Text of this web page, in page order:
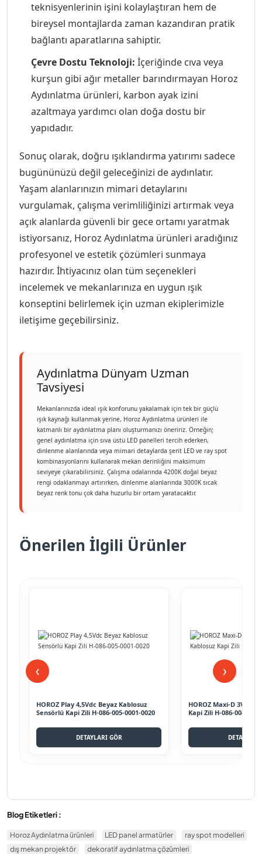
teknisyenlerinin işini kolaylaştıran hem de
bireysel montajlarda zaman kazandıran pratik
bağlantı aparatlarına sahiptir.
Çevre Dostu Teknoloji: İçeriğinde cıva veya
kurşun gibi ağır metaller barındırmayan Horoz
Aydınlatma ürünleri, karbon ayak izini
azaltmaya yardımcı olan doğa dostu bir
yapıdadır.
Sonuç olarak, doğru ışıklandırma yatırımı sadece
bugününüzü değil geleceğinizi de aydınlatır.
Yaşam alanlarınızın mimari detaylarını
vurgulamak, çalışma verimliliğinizi artırmak veya
açık alanlarda güvenli bir gece ortamı yaratmak
istiyorsanız, Horoz Aydınlatma ürünleri aradığınız
profesyonel ve estetik çözümleri sunmaya
hazırdır. İhtiyacınız olan tüm seçenekleri
incelemek ve mekanlarınıza en uygun ışık
konseptini belirlemek için uzman ekiplerimizle
iletişime geçebilirsiniz.
Aydınlatma Dünyam Uzman
Tavsiyesi
Mekanlarınızda ideal ışık konforunu yakalamak için tek bir güçlü
ışık kaynağı kullanmak yerine, Horoz Aydınlatma ürünleri ile
katmanlı bir aydınlatma planı oluşturmanızı öneririz. Örneğin;
genel aydınlatma için sıva üstü LED panelleri tercih ederken,
dinlenme alanlarında veya mimari detaylarda şerit LED ve ray spot
kombinasyonlarını kullanarak mekan derinliğini maksimum
seviyeye çıkarabilirsiniz. Çalışma odalarında 4200K doğal beyaz
rengi odaklanmayı artırırken, dinlenme alanlarında 3000K sıcak
beyaz renk tonu çok daha huzurlu bir ortam yaratacaktır.
Önerilen İlgili Ürünler
❮ ❯
HOROZ Play 4,5Vdc Beyaz Kablosuz
Sensörlü Kapi Zili H-086-005-0001-0020
DETAYLARI GÖR
HOROZ Maxi-D 3Vdc
Kapi Zili H-086-004-
DETAYLARI
Blog Etiketleri :
Horoz Aydınlatma ürünleri LED panel armatürler
ray spot modelleri
dış mekan projektör
dekoratif aydınlatma çözümleri